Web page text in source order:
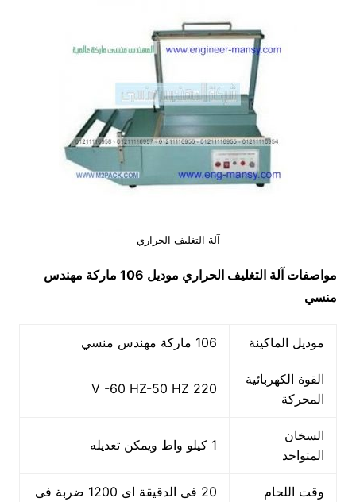
آلة التغليف الحراري
مواصفات آلة التغليف الحراري موديل 106 ماركة مهندس
منسي
موديل الماكينة 106 ماركة مهندس منسي
القوة الكهربائية
المحركة
220 V -60 HZ-50 HZ
السخان
المتواجد
1 كيلو واط ويمكن تعديله
وقت اللحام
20 فى الدقيقة اى 1200 ضربة فى